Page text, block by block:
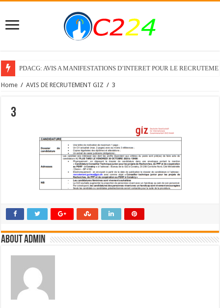
PDACG: AVIS A MANIFESTATIONS D’INTERET POUR LE
Home / AVIS DE RECRUTEMENT GIZ / 3
3
About admin